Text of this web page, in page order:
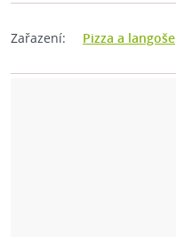
Zařazení: Pizza a langoše